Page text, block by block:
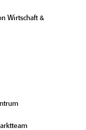
Wirtschaft &